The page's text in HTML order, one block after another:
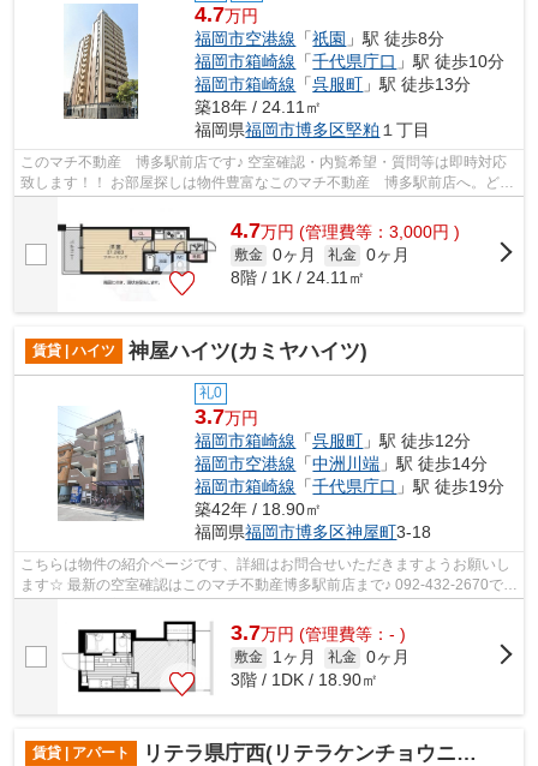
4.7万円
福岡市空港線 「祇園 」駅 徒歩8分
福岡市箱崎線 「千代県庁口 」駅 徒歩10分
福岡市箱崎線 「呉服町 」駅 徒歩13分
築18年 / 24.11㎡
福岡県福岡市博多区堅粕 １丁目
このマチ不動産 博多駅前店です♪ 空室確認・内覧希望・質問等は即時対応
致します！！ お部屋探しは物件豊富なこのマチ不動産 博多駅前店へ。どこ
4.7万円 (管理費等：3,000円 )
敷金 0ヶ月 礼金 0ヶ月
8階 / 1K / 24.11㎡
賃貸 | ハイツ 神屋ハイツ(カミヤハイツ)
礼0
3.7万円
福岡市箱崎線 「呉服町 」駅 徒歩12分
福岡市空港線 「中洲川端 」駅 徒歩14分
福岡市箱崎線 「千代県庁口 」駅 徒歩19分
築42年 / 18.90㎡
福岡県福岡市博多区神屋町3-18
こちらは物件の紹介ページです、詳細はお問合せいただきますようお願いし
ます☆ 最新の空室確認はこのマチ不動産博多駅前店まで♪ 092-432-2670で
す！迅速に対応致します！！！！！♪
3.7万円 (管理費等：- )
敷金 1ヶ月 礼金 0ヶ月
3階 / 1DK / 18.90㎡
賃貸 | アパート リテラ県庁西(リテラケンチョウニシ)